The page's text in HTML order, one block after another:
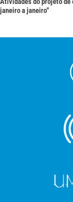
janeiro a janeiro”